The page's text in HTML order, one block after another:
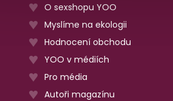
O sexshopu YOO
Myslíme na ekologii
Hodnocení obchodu
YOO v médiích
Pro média
Autoři magazínu